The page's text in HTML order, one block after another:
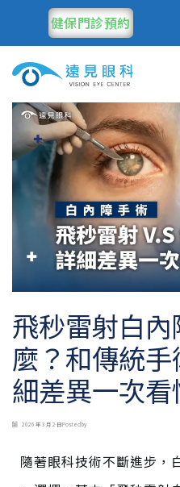
健保門診預約
飛秒雷射白
麼？和傳統
細差異一次看
2026 年 3 月 2 日Posted by
隨著眼科技術不斷進步，